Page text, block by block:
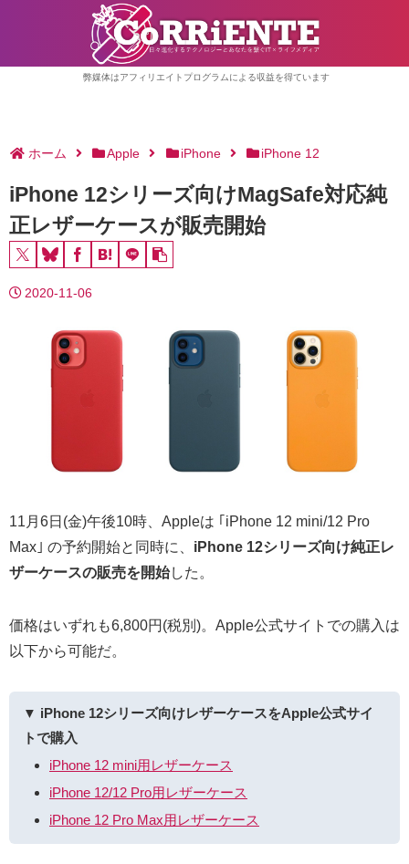
弊媒体はアフィリエイトプログラムによる収益を得ています
ホーム Apple iPhone iPhone 12
iPhone 12シリーズ向けMagSafe対応純
正レザーケースが販売開始
2020-11-06
11月6日(金)午後10時、Appleは ｢iPhone 12 mini/12 Pro
Max｣ の予約開始と同時に、 iPhone 12シリーズ向け純正レ
ザーケースの販売を開始した。
価格はいずれも6,800円(税別)。Apple公式サイトでの購入は
以下から可能だ。
▼ iPhone 12シリーズ向けレザーケースをApple公式サイ
トで購入
iPhone 12 mini用レザーケース
iPhone 12/12 Pro用レザーケース
iPhone 12 Pro Max用レザーケース